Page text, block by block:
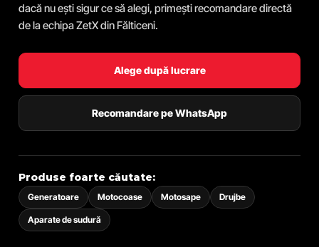
dacă nu ești sigur ce să alegi, primești recomandare directă
de la echipa ZetX din Fălticeni.
Alege după lucrare
Recomandare pe WhatsApp
Produse foarte căutate:
Generatoare Motocoase Motosape Drujbe
Aparate de sudură